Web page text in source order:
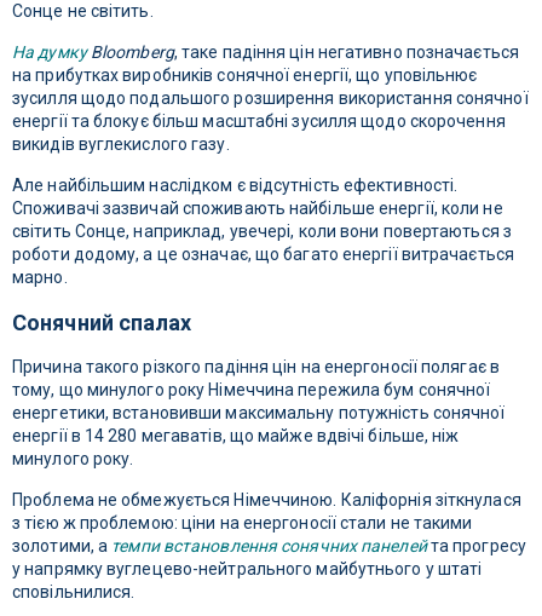
Сонце не світить.
На думку Bloomberg, таке падіння цін негативно позначається
на прибутках виробників сонячної енергії, що уповільнює
зусилля щодо подальшого розширення використання сонячної
енергії та блокує більш масштабні зусилля щодо скорочення
викидів вуглекислого газу.
Але найбільшим наслідком є ​​відсутність ефективності.
Споживачі зазвичай споживають найбільше енергії, коли не
світить Сонце, наприклад, увечері, коли вони повертаються з
роботи додому, а це означає, що багато енергії витрачається
марно.
Сонячний спалах
Причина такого різкого падіння цін на енергоносії полягає в
тому, що минулого року Німеччина пережила бум сонячної
енергетики, встановивши максимальну потужність сонячної
енергії в 14 280 мегаватів, що майже вдвічі більше, ніж
минулого року.
Проблема не обмежується Німеччиною. Каліфорнія зіткнулася
з тією ж проблемою: ціни на енергоносії стали не такими
золотими, а темпи встановлення сонячних панелейта прогресу
у напрямку вуглецево-нейтрального майбутнього у штаті
сповільнилися.